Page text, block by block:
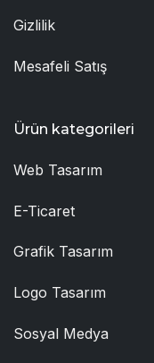
Gizlilik
Mesafeli Satış
Ürün kategorileri
Web Tasarım
E-Ticaret
Grafik Tasarım
Logo Tasarım
Sosyal Medya